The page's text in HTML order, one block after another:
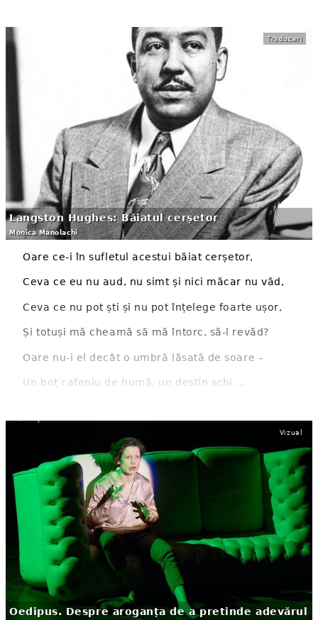
Traduceri
Langston Hughes: Băiatul cerșetor
Monica Manolachi
Oare ce-i în sufletul acestui băiat cerșetor,
Ceva ce eu nu aud, nu simt și nici măcar nu văd,
Ceva ce nu pot ști și nu pot înțelege foarte ușor,
Și totuși mă cheamă să mă întorc, să-l revăd?
Oare nu-i el decât o umbră lăsată de soare –
Un boț cafeniu de humă, un destin schi ...
Vizual
Oedipus. Despre aroganța de a pretinde adevărul